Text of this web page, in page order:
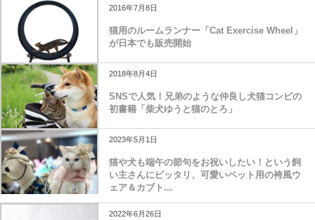
2016年7月8日
猫用のルームランナー「Cat Exercise Wheel」
が日本でも販売開始
2018年8月4日
SNSで人気！兄弟のような仲良し犬猫コンビの
初書籍「柴犬ゆうと猫のとろ」
2023年5月1日
猫や犬も端午の節句をお祝いしたい！という飼
い主さんにピッタリ、可愛いペット用の袴風ウ
ェア＆カブト...
2022年6月26日